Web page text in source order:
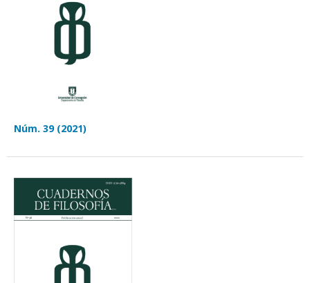
Núm. 39 (2021)